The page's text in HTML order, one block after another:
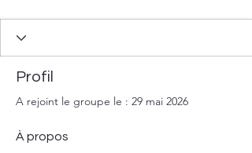
Profil
A rejoint le groupe le : 29 mai 2026
À propos